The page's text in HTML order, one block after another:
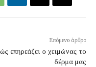
Επόμενο άρθρο
επηρεάζει ο χειμώνας το
δέρμα μας